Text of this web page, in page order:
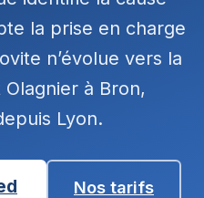
la prise en charge
n’évolue vers la
à Bron,
Lyon.
Nos tarifs